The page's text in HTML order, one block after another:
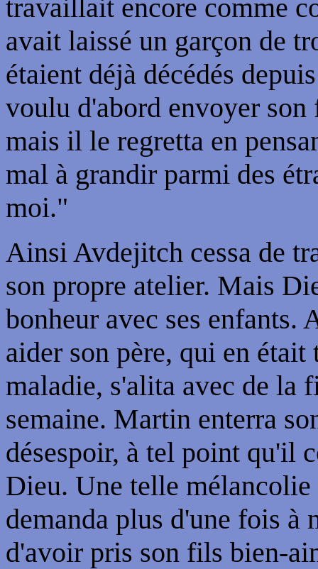
travaillait encore comme
avait laissé un garçon de
étaient déjà décédés
voulu d'abord envoyer son
mais il le regretta en
mal à grandir parmi des
moi."
Ainsi Avdejitch cessa de
son propre atelier. Mais
bonheur avec ses enfants.
aider son père, qui en
maladie, s'alita avec de la
semaine. Martin enterra
désespoir, à tel point qu'il
Dieu. Une telle
demanda plus d'une fois
d'avoir pris son fils bien-